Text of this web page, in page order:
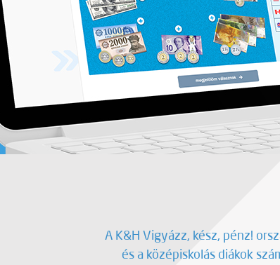
A K&H Vigyázz, kész, pénz!
és a középiskolás diákok